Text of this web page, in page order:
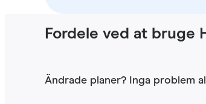
Fordele ved at bruge
Ändrade planer? Inga problem